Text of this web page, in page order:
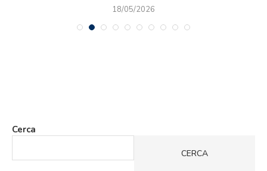
18/05/2026
Cerca
CERCA